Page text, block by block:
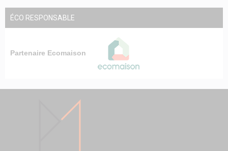
ÉCO RESPONSABLE
Partenaire Ecomaison